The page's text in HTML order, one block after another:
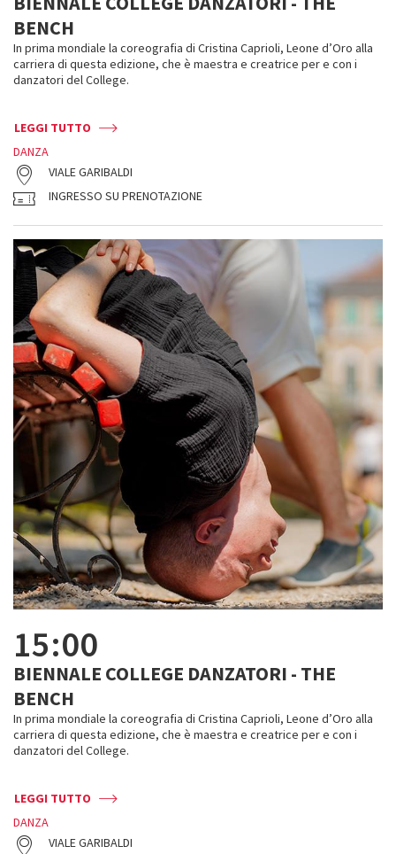
BENCH
In prima mondiale la coreografia di Cristina Caprioli, Leone d’Oro alla
carriera di questa edizione, che è maestra e creatrice per e con i
danzatori del College.
LEGGI TUTTO
DANZA
VIALE GARIBALDI
INGRESSO SU PRENOTAZIONE
15:00
BIENNALE COLLEGE DANZATORI - THE
BENCH
In prima mondiale la coreografia di Cristina Caprioli, Leone d’Oro alla
carriera di questa edizione, che è maestra e creatrice per e con i
danzatori del College.
LEGGI TUTTO
DANZA
VIALE GARIBALDI